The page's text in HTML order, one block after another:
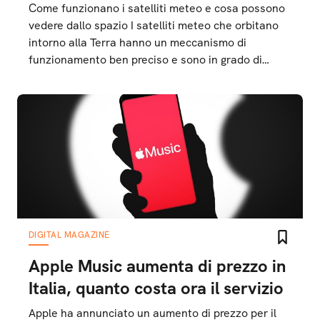
Come funzionano i satelliti meteo e cosa possono
vedere dallo spazio I satelliti meteo che orbitano
intorno alla Terra hanno un meccanismo di
funzionamento ben preciso e sono in grado di
DIGITAL MAGAZINE
Apple Music aumenta di prezzo in
Italia, quanto costa ora il servizio
Apple ha annunciato un aumento di prezzo per il